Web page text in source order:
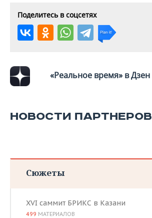
Поделитесь в соцсетях
«Реальное время» в Дзен
НОВОСТИ ПАРТНЕРОВ
Сюжеты
XVI саммит БРИКС в Казани
499 МАТЕРИАЛОВ